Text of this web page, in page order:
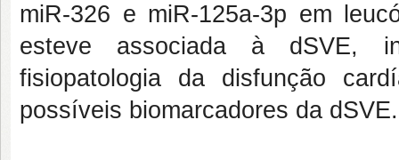
miR-326 e miR-125a-3p em
esteve associada à dSVE,
fisiopatologia da disfunção
possíveis biomarcadores da dSVE.